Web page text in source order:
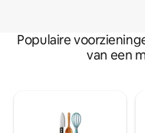
Populaire
van een